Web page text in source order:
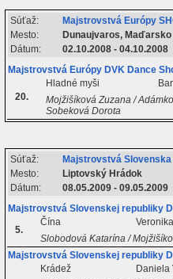
Súťaž:
Majstrovstvá Európy
Mesto:
Dunaujvaros, Maďarsko
Dátum:
02.10.2008 - 04.10.2008
Majstrovstvá Európy DVK Dance
20.
Hladné myši
Mojžišíková Zuzana /
Sobeková Dorota
Súťaž:
Majstrovstvá Slovenska
Mesto:
Liptovský Hrádok
Dátum:
08.05.2009 - 09.05.2009
Majstrovstvá Slovenskej republiky
5.
Čína
Slobodová Katarína /
Majstrovstvá Slovenskej republiky
Krádež
Daniela